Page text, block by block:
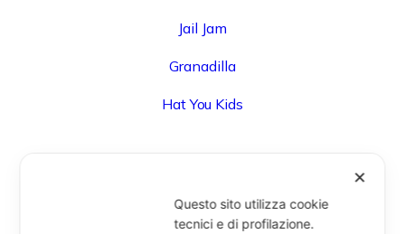
Jail Jam
Granadilla
Hat You Kids
Via Degli Speziali, 161 (Blocco 32 Centergross) -
✕
Questo sito utilizza cookie
tecnici e di profilazione.